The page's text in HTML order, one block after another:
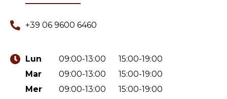
+39 06 9600 6460
Lun 09:00-13:00
15:00-19:00
Mar
09:00-13:00
15:00-19:00
Mer
09:00-13:00
15:00-19:00